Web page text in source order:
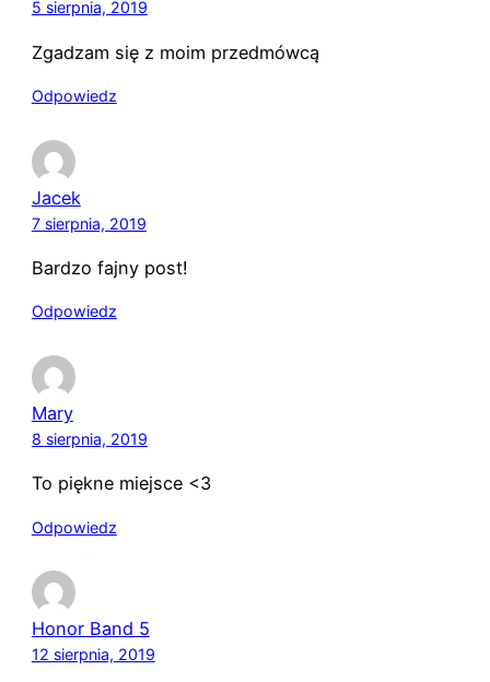
5 sierpnia, 2019
Zgadzam się z moim przedmówcą
Odpowiedz
Jacek
7 sierpnia, 2019
Bardzo fajny post!
Odpowiedz
Mary
8 sierpnia, 2019
To piękne miejsce <3
Odpowiedz
Honor Band 5
12 sierpnia, 2019